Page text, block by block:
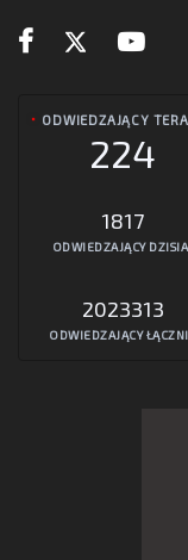
ODWIEDZAJĄCY
224
1817
ODWIEDZAJĄCY
2023313
ODWIEDZAJĄCY